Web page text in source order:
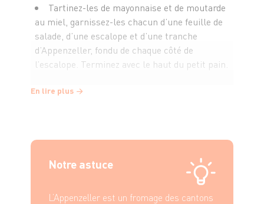
Tartinez-les de mayonnaise et de moutarde
au miel, garnissez-les chacun d’une feuille de
salade, d’une escalope et d’une tranche
d’Appenzeller, fondu de chaque côté de
l’escalope. Terminez avec le haut du petit pain.
Répartissez les Burgers dans les assiettes
En lire plus
Notre astuce
L’Appenzeller est un fromage des cantons